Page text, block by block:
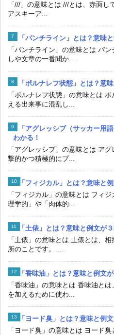
「///」の意味とは ///とは、赤面
アスキーア...
「パンチライン」とは？意味
「パンチライン」の意味とは パ
しや文章の一番聞か...
「ポルナレフ状態」とは？意
「ポルナレフ状態」の意味とは
える出来事に混乱し...
「アグレッシブ（サッカー用
わかる！
「アグレッシブ」の意味とは ア
撃的かつ積極的にプ...
「フィジカル」とは？意味と
「フィジカル」の意味とは フィ
理学的」や「肉体的...
「土俵」とは？意味と例文が
「土俵」の意味とは 土俵とは、
所のことです。 ...
「香味油」とは？意味と例文
「香味油」の意味とは 香味油と
を加えるために使わ...
「ヨード臭」とは？意味と例
「ヨード臭」の意味とは ヨード